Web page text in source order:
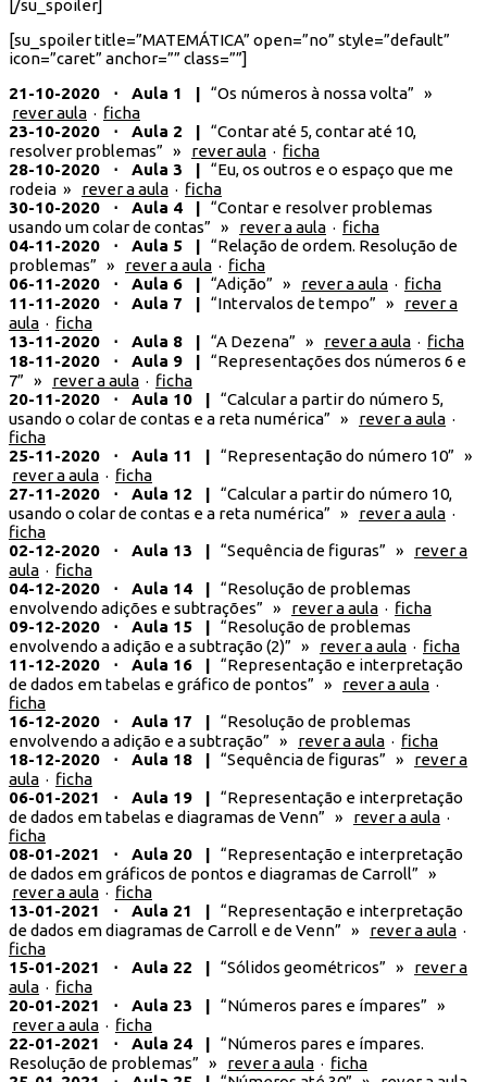
[/su_spoiler]
[su_spoiler title=”MATEMÁTICA” open=”no” style=”default”
icon=”caret” anchor=”” class=””]
21-10-2020 ⋅ Aula 1 | “Os números à nossa volta” »
rever aula · ficha
23-10-2020 ⋅ Aula 2 | “Contar até 5, contar até 10,
resolver problemas” » rever aula · ficha
28-10-2020 ⋅ Aula 3 | “Eu, os outros e o espaço que me
rodeia » rever a aula · ficha
30-10-2020 ⋅ Aula 4 | “Contar e resolver problemas
usando um colar de contas” » rever a aula · ficha
04-11-2020 ⋅ Aula 5 | “Relação de ordem. Resolução de
problemas” » rever a aula · ficha
06-11-2020 ⋅ Aula 6 | “Adição” » rever a aula · ficha
11-11-2020 ⋅ Aula 7 | “Intervalos de tempo” » rever a
aula · ficha
13-11-2020 ⋅ Aula 8 | “A Dezena” » rever a aula · ficha
18-11-2020 ⋅ Aula 9 | “Representações dos números 6 e
7” » rever a aula · ficha
20-11-2020 ⋅ Aula 10 | “Calcular a partir do número 5,
usando o colar de contas e a reta numérica” » rever a aula ·
ficha
25-11-2020 ⋅ Aula 11 | “Representação do número 10” »
rever a aula · ficha
27-11-2020 ⋅ Aula 12 | “Calcular a partir do número 10,
usando o colar de contas e a reta numérica” » rever a aula ·
ficha
02-12-2020 ⋅ Aula 13 | “Sequência de figuras” » rever a
aula · ficha
04-12-2020 ⋅ Aula 14 | “Resolução de problemas
envolvendo adições e subtrações” » rever a aula · ficha
09-12-2020 ⋅ Aula 15 | “Resolução de problemas
envolvendo a adição e a subtração (2)” » rever a aula · ficha
11-12-2020 ⋅ Aula 16 | “Representação e interpretação
de dados em tabelas e gráfico de pontos” » rever a aula ·
ficha
16-12-2020 ⋅ Aula 17 | “Resolução de problemas
envolvendo a adição e a subtração” » rever a aula · ficha
18-12-2020 ⋅ Aula 18 | “Sequência de figuras” » rever a
aula · ficha
06-01-2021 ⋅ Aula 19 | “Representação e interpretação
de dados em tabelas e diagramas de Venn” » rever a aula ·
ficha
08-01-2021 ⋅ Aula 20 | “Representação e interpretação
de dados em gráficos de pontos e diagramas de Carroll” »
rever a aula · ficha
13-01-2021 ⋅ Aula 21 | “Representação e interpretação
de dados em diagramas de Carroll e de Venn” » rever a aula ·
ficha
15-01-2021 ⋅ Aula 22 | “Sólidos geométricos” » rever a
aula · ficha
20-01-2021 ⋅ Aula 23 | “Números pares e ímpares” »
rever a aula · ficha
22-01-2021 ⋅ Aula 24 | “Números pares e ímpares.
Resolução de problemas” » rever a aula · ficha